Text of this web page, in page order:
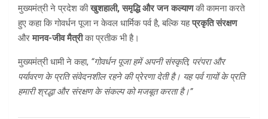
मुख्यमंत्री ने प्रदेश कीखुशहाली, समृद्धि और जन कल्याणकी कामना करते
हुए कहा कि गोवर्धन पूजा न केवल धार्मिक पर्व है, बल्कि यहप्रकृति संरक्षण
औरमानव-जीव मैत्रीका प्रतीक भी है।
मुख्यमंत्री धामी ने कहा, “गोवर्धन पूजा हमें अपनी संस्कृति, परंपरा और
पर्यावरण के प्रति संवेदनशील रहने की प्रेरणा देती है। यह पर्व गायों के प्रति
हमारी श्रद्धा और संरक्षण के संकल्प को मजबूत करता है।”